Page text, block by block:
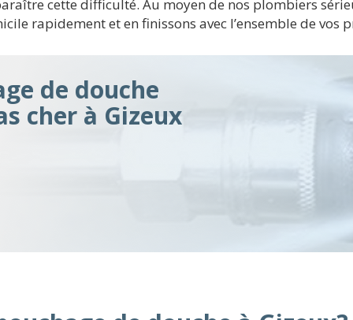
cette difficulté. Au moyen de nos plombiers
rapidement et en finissons avec l’ensemble de vos
de douche
cher à Gizeux